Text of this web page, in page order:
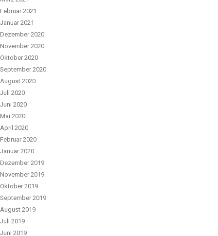
Februar 2021
Januar 2021
Dezember 2020
November 2020
Oktober 2020
September 2020
August 2020
Juli 2020
Juni 2020
Mai 2020
April 2020
Februar 2020
Januar 2020
Dezember 2019
November 2019
Oktober 2019
September 2019
August 2019
Juli 2019
Juni 2019